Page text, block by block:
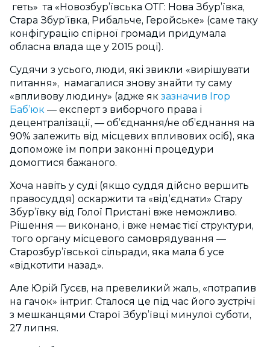
геть» та «Новозбур’ївська ОТГ: Нова Збур’ївка,
Стара Збур’ївка, Рибальче, Геройське» (саме таку
конфігурацію спірної громади придумала
обласна влада ще у 2015 році).
Судячи з усього, люди, які звикли «вирішувати
питання», намагалися знову знайти ту саму
«впливову людину» (адже як зазначив Ігор
Баб’юк — експерт з виборчого права і
децентралізації, — об’єднання/не об’єднання на
90% залежить від місцевих впливових осіб), яка
допоможе їм попри законні процедури
домогтися бажаного.
Хоча навіть у суді (якщо суддя дійсно вершить
правосуддя) оскаржити та «від’єднати» Стару
Збур’ївку від Голої Пристані вже неможливо.
Рішення — виконано, і вже немає тієї структури,
того органу місцевого самоврядування —
Старозбур’ївської сільради, яка мала б усе
«відкотити назад».
Але Юрій Гусєв, на превеликий жаль, «потрапив
на гачок» інтриг. Сталося це під час його зустрічі
з мешканцями Старої Збур’ївці минулої суботи,
27 липня.